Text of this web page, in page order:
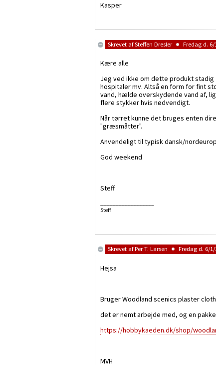
Kasper
Skrevet afSteffen Dresler Fredag d. 6/
Kære alle
Jeg ved ikke om dette produkt
hospitaler mv. Altså en form for fint
vand, hælde overskydende vand af,
flere stykker hvis nødvendigt.
Når tørret kunne det bruges enten
"græsmåtter".
Anvendeligt til typisk dansk/
God weekend
Steff
Steff
Skrevet afPer T. Larsen Fredag d. 6/1/
Hejsa
Bruger Woodland scenics plaster cloth
det er nemt arbejde med, og en
https://hobbykaeden.dk/shop/
MVH